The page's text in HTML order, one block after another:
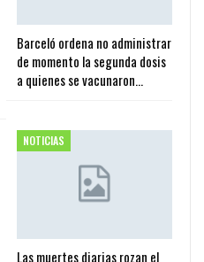
Barceló ordena no administrar
de momento la segunda dosis
a quienes se vacunaron…
NOTICIAS
Las muertes diarias rozan el